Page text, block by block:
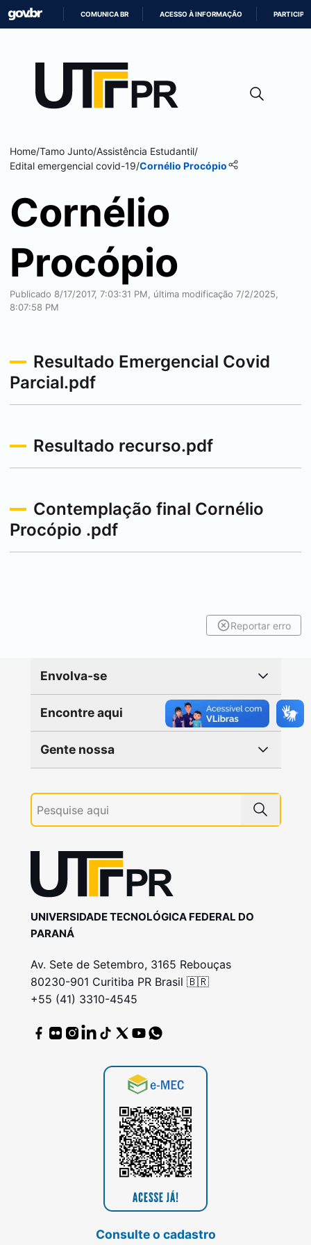
CONTEÚDO
COMUNICA BR ACESSO À INFORMAÇÃO PARTICIPE
Home/Tamo Junto/Assistência Estudantil/
Edital emergencial covid-19/Cornélio Procópio
Cornélio
Procópio
Publicado 8/17/2017, 7:03:31 PM, última modificação 7/2/2025,
8:07:58 PM
Resultado Emergencial Covid
Parcial.pdf
Resultado recurso.pdf
Contemplação final Cornélio
Procópio .pdf
Reportar erro
Envolva-se
Encontre aqui
Gente nossa
UNIVERSIDADE TECNOLÓGICA FEDERAL DO
PARANÁ
Av. Sete de Setembro, 3165 Rebouças
80230-901 Curitiba PR Brasil 🇧🇷
+55 (41) 3310-4545
Consulte o cadastro